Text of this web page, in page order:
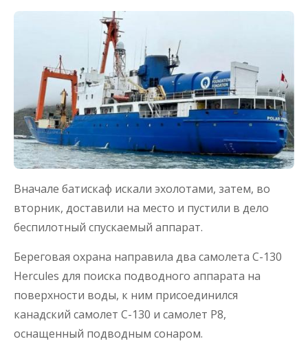
Вначале батискаф искали эхолотами, затем, во
вторник, доставили на место и пустили в дело
беспилотный спускаемый аппарат.
Береговая охрана направила два самолета C-130
Hercules для поиска подводного аппарата на
поверхности воды, к ним присоединился
канадский самолет C-130 и самолет P8,
оснащенный подводным сонаром.